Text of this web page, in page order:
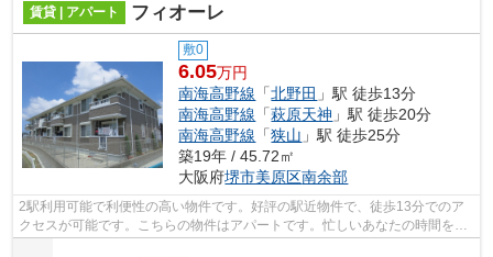
賃貸 | アパート フィオーレ
敷0
6.05万円
南海高野線 「北野田 」駅 徒歩13分
南海高野線 「萩原天神 」駅 徒歩20分
南海高野線 「狭山 」駅 徒歩25分
築19年 / 45.72㎡
大阪府堺市美原区南余部
2駅利用可能で利便性の高い物件です。好評の駅近物件で、徒歩13分でのア
クセスが可能です。こちらの物件はアパートです。忙しいあなたの時間を有